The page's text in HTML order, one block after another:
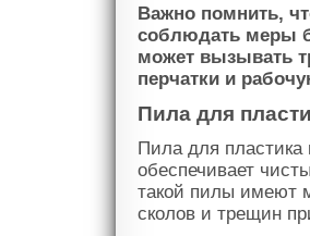
Важно помнить,
соблюдать меры
может вызывать
перчатки и
Пила для
Пила для
обеспечивает
такой пилы имеют
сколов и трещин